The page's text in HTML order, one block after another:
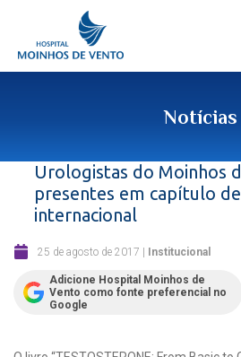
Notícias
Urologistas do Moinhos
presentes em capítulo
internacional
25 de agosto de 2017 | Institucional
Adicione Hospital Moinhos de
Vento como fonte preferencial no
Google